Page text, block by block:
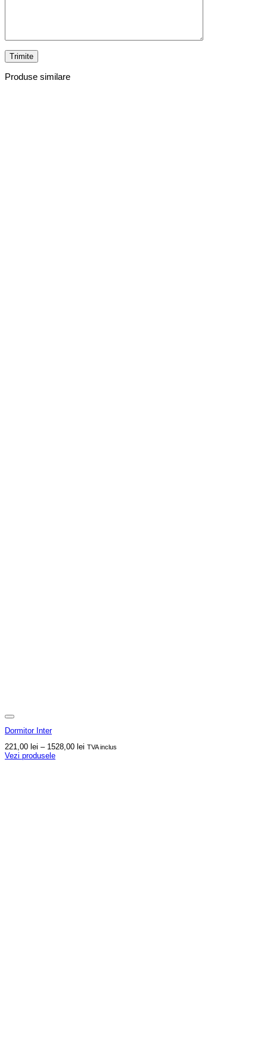
Produse similare
Dormitor Inter
221,00 lei – 1528,00 lei Interval
TVA inclus
Vezi produsele